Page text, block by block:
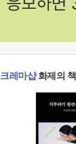
크레마샵화제의 책